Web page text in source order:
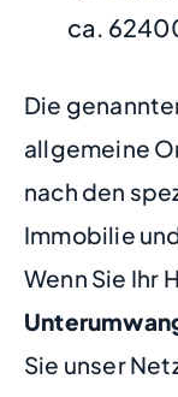
ca.
Die
allgemeine
nach den
Immobilie
Wenn Sie Ihr
Sie unser